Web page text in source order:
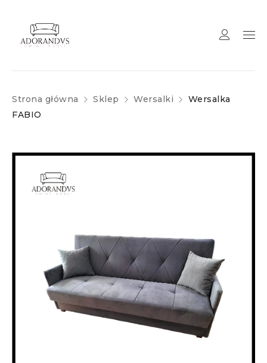
Strona główna Sklep Wersalki
Wersalka
FABIO